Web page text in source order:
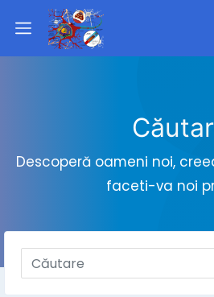
Descoperă oameni noi,
faceti-va noi